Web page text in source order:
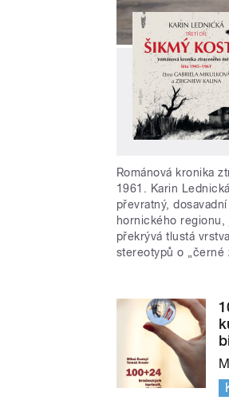
Románová kronika
1961. Karin
převratný,
hornického regionu,
překrývá tlustá
stereotypů o „černé